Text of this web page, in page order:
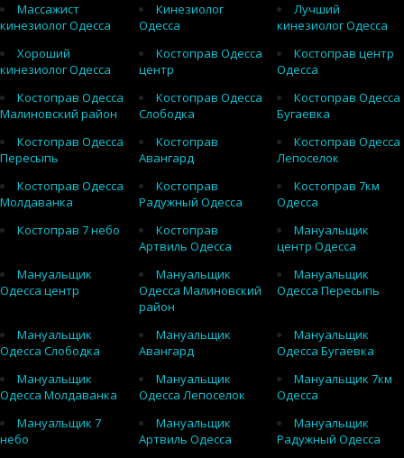
Массажист
кинезиолог Одесса
Кинезиолог
Одесса
Лучший
кинезиолог Одесса
Хороший
кинезиолог Одесса
Костоправ Одесса
центр
Костоправ центр
Одесса
Костоправ Одесса
Малиновский район
Костоправ Одесса
Слободка
Костоправ Одесса
Бугаевка
Костоправ Одесса
Пересыпь
Костоправ
Авангард
Костоправ Одесса
Лепоселок
Костоправ Одесса
Молдаванка
Костоправ
Радужный Одесса
Костоправ 7км
Одесса
Костоправ 7 небо
Костоправ
Артвиль Одесса
Мануальщик
центр Одесса
Мануальщик
Одесса центр
Мануальщик
Одесса Малиновский
район
Мануальщик
Одесса Пересыпь
Мануальщик
Одесса Слободка
Мануальщик
Авангард
Мануальщик
Одесса Бугаевка
Мануальщик
Одесса Молдаванка
Мануальщик
Одесса Лепоселок
Мануальщик 7км
Одесса
Мануальщик 7
небо
Мануальщик
Артвиль Одесса
Мануальщик
Радужный Одесса